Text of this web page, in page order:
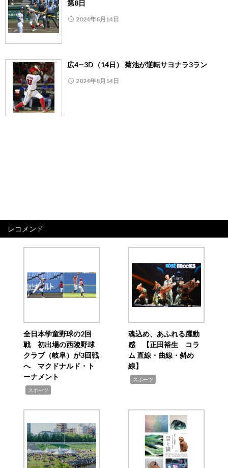
第8日
2024年8月14日
広4―3D（14日） 菊池が逆転サヨナラ3ラン
2024年8月14日
レコメンド
全日本学童野球の2回
戦 初出場の西陵野球
クラブ（岐阜）が3回戦
へ マクドナルド・ト
ーナメント
スポーツ
魂込め、あふれる躍動
感 【正田裕生 コラ
ム 直線・曲線・斜め
線】
スポーツ